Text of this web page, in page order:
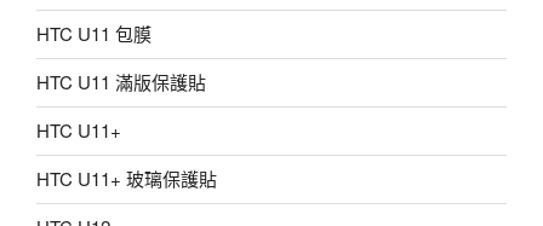
HTC U11 包膜
HTC U11 滿版保護貼
HTC U11+
HTC U11+ 玻璃保護貼